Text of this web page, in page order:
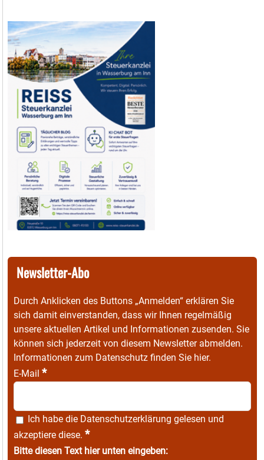
Newsletter-Abo
Durch Anklicken des Buttons „Anmelden“ erklären Sie
sich damit einverstanden, dass wir Ihnen regelmäßig
unsere aktuellen Artikel und Informationen zusenden. Sie
können sich jederzeit von diesem Newsletter abmelden.
Informationen zum Datenschutz finden Sie hier.
E-Mail *
Ich habe die Datenschutzerklärung gelesen und
akzeptiere diese. *
Bitte diesen Text hier unten eingeben: